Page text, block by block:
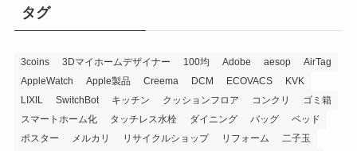
タグ
3coins 3Dマイホームデザイナー 100均 Adobe aesop
AirTag
AppleWatch
Apple製品 Creema DCM ECOVACS
KVK
LIXIL
SwitchBot キッチン クッションフロア コンクリ
ゴミ箱
スマートホーム化
タッチレス水栓 ダイニング バッグ
ベッド
ポスター
メルカリ リサイクルショップ リフォーム
二子玉